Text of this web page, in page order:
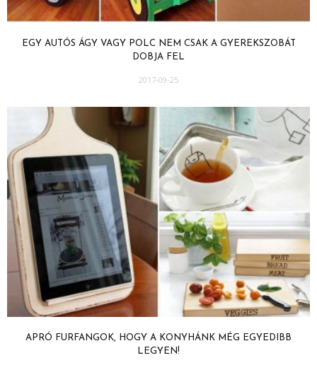
EGY AUTÓS ÁGY VAGY POLC NEM CSAK A GYEREKSZOBÁT
DOBJA FEL
2017-09-25
APRÓ FURFANGOK, HOGY A KONYHÁNK MÉG EGYEDIBB
LEGYEN!